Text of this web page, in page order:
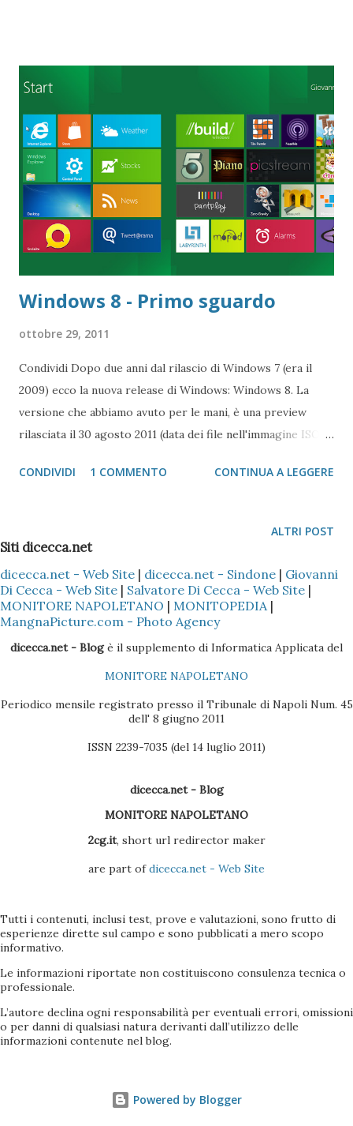
Windows la possibilità non vedere le estensioni per i tipi di
istruzioni...) Dentro il file che abbiamo creato copiare ed
incollare il seguente codice:
user_pref("capability.policy.policynames", "allowclipboard");
user_pref("capability.policy.allowclipboard.sites", "
http://www.sito1.ext http://www.sito2.ext "); use...
Windows 8 - Primo sguardo
ottobre 29, 2011
Condividi Dopo due anni dal rilascio di Windows 7 (era il
2009) ecco la nuova release di Windows: Windows 8. La
versione che abbiamo avuto per le mani, è una preview
rilasciata il 30 agosto 2011 (data dei file nell'immagine ISO)
orientato al TouchScreen. Dal punto di vista della release,
versione analizzata è 6.2.8201. Ad un primo sguardo
d'insieme (a parte il non aver riconosciuto delle periferiche
audio ed ethernet, ma al momento devo ancora installare i
driver per Windows 7), si percepisce come il nuovo sistema
operativo made in Redmond, è fortemente orientato al
touch screen poiché la maggior parte delle applicazioni
sono inserite sul nuovo pulsante Start, che, a differenza dei
vecchi sistemi è diventata un'app (come si dice oggi). Come
nella migliore delle tradizioni stile iPhone, lo ...
CONDIVIDI 1 COMMENTO CONTINUA A LEGGERE
ALTRI POST
Siti dicecca.net
dicecca.net - Web Site | dicecca.net - Sindone | Giovanni
Di Cecca - Web Site | Salvatore Di Cecca - Web Site |
MONITORE NAPOLETANO | MONITOPEDIA |
MangnaPicture.com - Photo Agency
dicecca.net - Blogè il supplemento di Informatica Applicata del
MONITORE NAPOLETANO
Periodico mensile registrato presso il Tribunale di Napoli Num. 45
dell' 8 giugno 2011
ISSN 2239-7035 (del 14 luglio 2011)
dicecca.net - Blog
MONITORE NAPOLETANO
2cg.it, short url redirector maker
are part ofdicecca.net - Web Site
Tutti i contenuti, inclusi test, prove e valutazioni, sono frutto di
esperienze dirette sul campo e sono pubblicati a mero scopo
informativo.
Le informazioni riportate non costituiscono consulenza tecnica o
professionale.
L’autore declina ogni responsabilità per eventuali errori, omissioni
o per danni di qualsiasi natura derivanti dall’utilizzo delle
informazioni contenute nel blog.
Powered by Blogger